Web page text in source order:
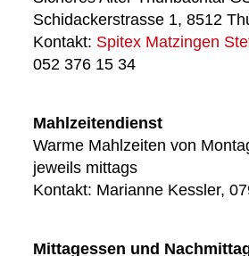
Schidackerstrasse 1, 8512
Kontakt: Spitex Matzingen
052 376 15 34
Mahlzeitendienst
Warme Mahlzeiten von
jeweils mittags
Kontakt: Marianne Kessler,
Mittagessen und